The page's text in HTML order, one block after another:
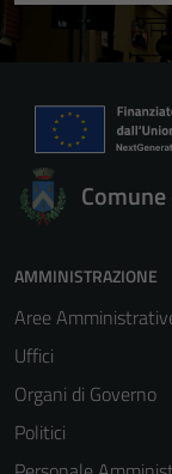
AMMINISTRAZIONE
Aree
Uffici
Organi di Governo
Politici